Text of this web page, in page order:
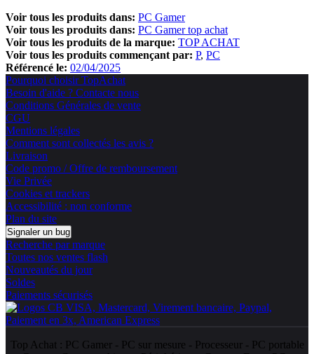
Voir tous les produits dans: PC Gamer
Voir tous les produits dans: PC Gamer top achat
Voir tous les produits de la marque: TOP ACHAT
Voir tous les produits commençant par: P PC
Référencé le: 02/04/2025
Pourquoi choisir TopAchat
Besoin d'aide ? Contacte nous
Conditions Générales de vente
CGU
Mentions légales
Comment sont collectés les avis ?
Livraison
Code promo / Offre de remboursement
Vie Privée
Cookies et trackers
Accessibilité : non conforme
Plan du site
Signaler un bug
Recherche par marque
Toutes nos ventes flash
Nouveautés du jour
Soldes
Paiements sécurisés
Top Achat : PC Gamer- PC sur mesure - Processeur- PC portable